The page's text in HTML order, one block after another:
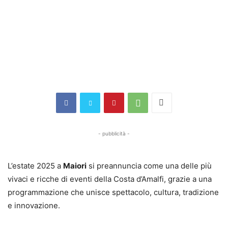
A Maiori l’Estate della Dolce
Di Redazione Gazzetta di Salerno - 4 Agosto 2025